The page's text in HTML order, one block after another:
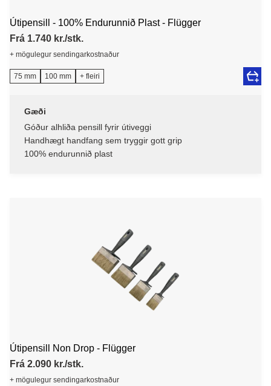
Útipensill - 100% Endurunnið Plast - Flügger
Frá 1.740 kr./stk.
+ mögulegur sendingarkostnaður
75 mm 100 mm + fleiri
Gæði
Góður alhliða pensill fyrir útiveggi
Handhægt handfang sem tryggir gott grip
100% endurunnið plast
Útipensill Non Drop - Flügger
Frá 2.090 kr./stk.
+ mögulegur sendingarkostnaður